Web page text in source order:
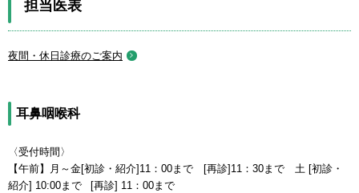
担当医表
夜間・休日診療のご案内
耳鼻咽喉科
〈受付時間〉
【午前】月～金[初診・紹介]11：00まで [再診]11：30まで 土 [初診・
紹介] 10:00まで [再診] 11：00まで